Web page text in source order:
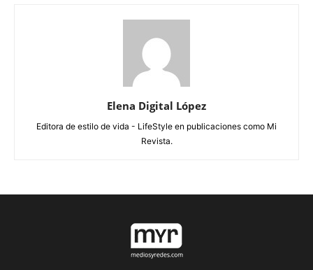
Elena Digital López
Editora de estilo de vida - LifeStyle en publicaciones como Mi
Revista.